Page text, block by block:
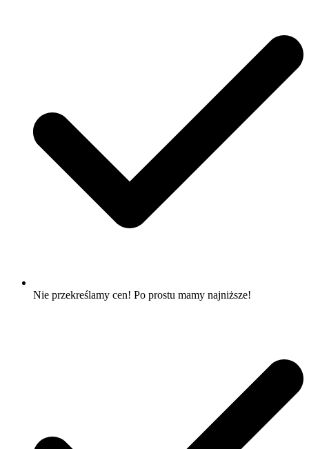
Nie przekreślamy cen! Po prostu mamy najniższe!